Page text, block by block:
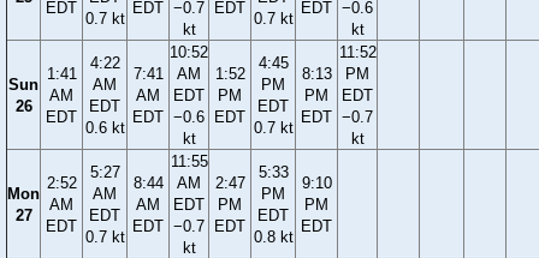
EDT
0.7 kt
EDT −0.7
kt
EDT
0.7 kt
EDT −0.6
kt
Sun
26
1:41
AM
EDT
4:22
AM
EDT
0.6 kt
7:41
AM
EDT
10:52
AM
EDT
−0.6
kt
1:52
PM
EDT
4:45
PM
EDT
0.7 kt
8:13
PM
EDT
11:52
PM
EDT
−0.7
kt
Mon
27
2:52
AM
EDT
5:27
AM
EDT
0.7 kt
8:44
AM
EDT
11:55
AM
EDT
−0.7
kt
2:47
PM
EDT
5:33
PM
EDT
0.8 kt
9:10
PM
EDT